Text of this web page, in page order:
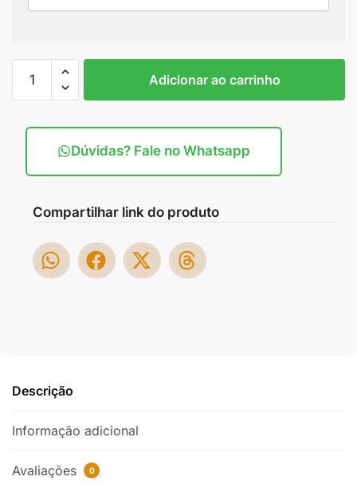
Adicionar ao carrinho
Dúvidas? Fale no Whatsapp
Compartilhar link do produto
Descrição
Informação adicional
Avaliações 0